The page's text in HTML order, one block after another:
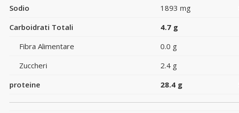
Sodio
1893 mg
Carboidrati Totali
4.7 g
Fibra Alimentare
0.0 g
Zuccheri
2.4 g
proteine
28.4 g